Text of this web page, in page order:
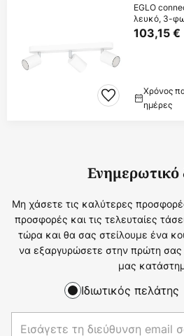
EGLO
λευκό, 3-
103,15 €
Χρόνος
ημέρες
Ενημερωτικό
Μη χάσετε τις καλύτερες
προσφορές και τις τελευταίες
τώρα και θα σας στείλουμε ένα
να εξαργυρώσετε στην πρώτη σας
μας
Ιδιωτικός πελάτης